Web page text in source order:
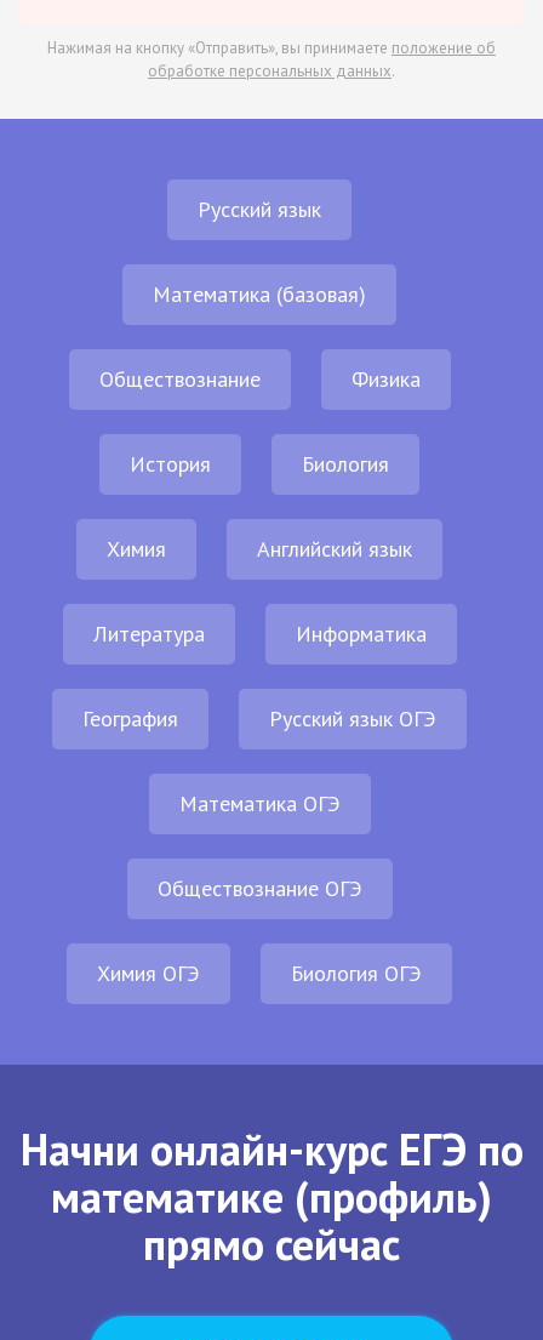
Нажимая на кнопку «Отправить», вы принимаете положение об
обработке персональных данных.
Русский язык
Математика (базовая)
Обществознание Физика
История Биология
Химия Английский язык
Литература Информатика
География Русский язык ОГЭ
Математика ОГЭ
Обществознание ОГЭ
Химия ОГЭ Биология ОГЭ
Начни онлайн-курс ЕГЭ по
математике (профиль)
прямо сейчас